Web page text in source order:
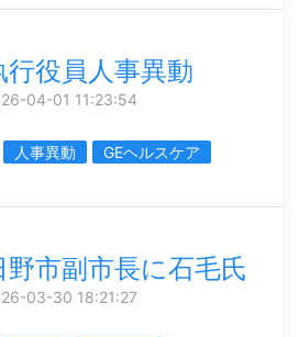
行役員人事異動
04-01 11:23:54
人事異動
GEヘルスケア
野市副市長に石毛氏
03-30 18:21:27